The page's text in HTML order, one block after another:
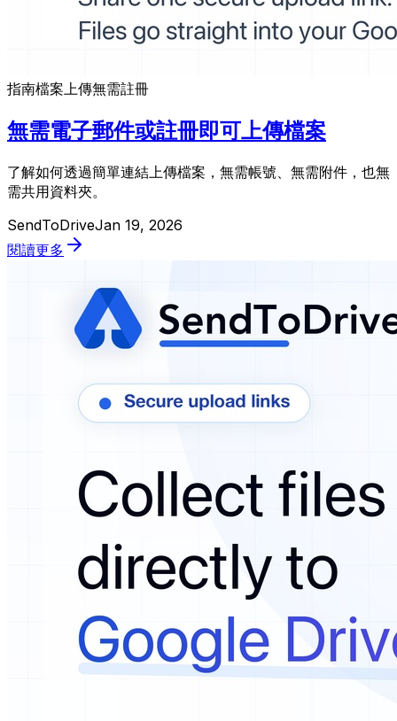
指南檔案上傳無需註冊
無需電子郵件或註冊即可上傳檔案
了解如何透過簡單連結上傳檔案，無需帳號、無需附件，也無
需共用資料夾。
SendToDriveJan 19, 2026
閱讀更多